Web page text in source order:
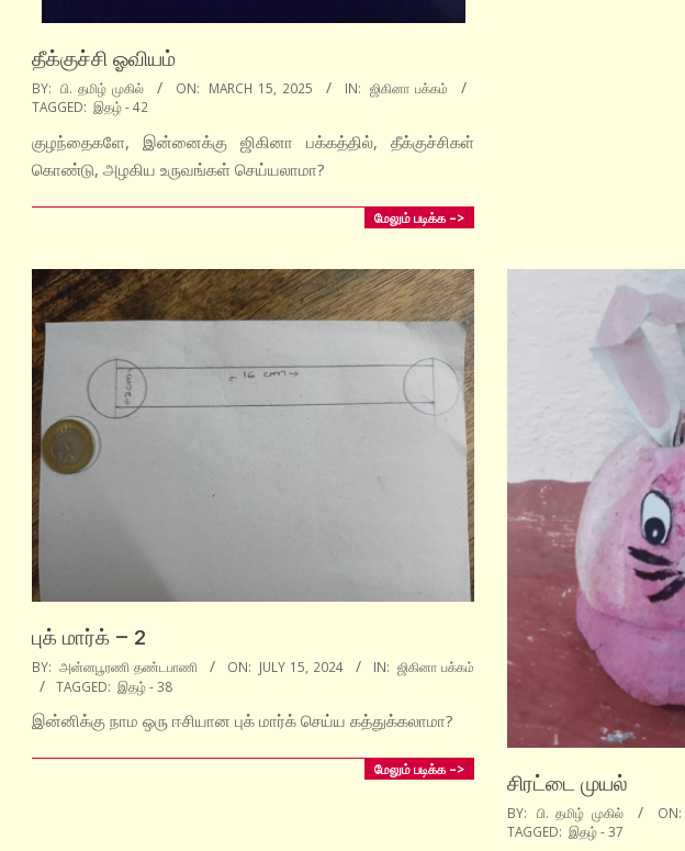
தீக்குச்சி ஓவியம்
2025-
03-
15
BY: பி. தமிழ் முகில் ON: MARCH 15, 2025 IN: ஜிகினா பக்கம்
TAGGED: இதழ் - 42
குழந்தைகளே, இன்னைக்கு ஜிகினா பக்கத்தில், தீக்குச்சிகள்
கொண்டு, அழகிய உருவங்கள் செய்யலாமா?
மேலும் படிக்க –>
புக் மார்க் – 2
2024-
07-
15
BY: அன்னபூரணி தண்டபாணி ON: JULY 15, 2024 IN: ஜிகினா பக்கம்
TAGGED: இதழ் - 38
இன்னிக்கு நாம ஒரு ஈசியான புக் மார்க் செய்ய கத்துக்கலாமா?
மேலும் படிக்க –>
சிரட்டை முயல்
2024-
05-
BY: பி. தமிழ் முகில் ON:
TAGGED: இதழ் - 37